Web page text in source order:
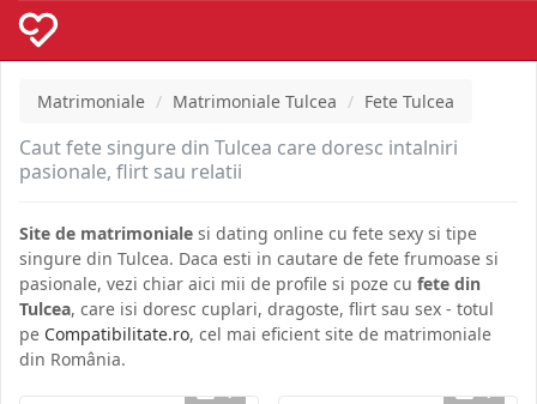
Matrimoniale Matrimoniale Tulcea Fete Tulcea
Caut fete singure din Tulcea care doresc intalniri
pasionale, flirt sau relatii
Site de matrimoniale si dating online cu fete sexy si tipe
singure din Tulcea. Daca esti in cautare de fete frumoase si
pasionale, vezi chiar aici mii de profile si poze cu fete din
Tulcea, care isi doresc cuplari, dragoste, flirt sau sex - totul
pe Compatibilitate.ro, cel mai eficient site de matrimoniale
din România.
1
1